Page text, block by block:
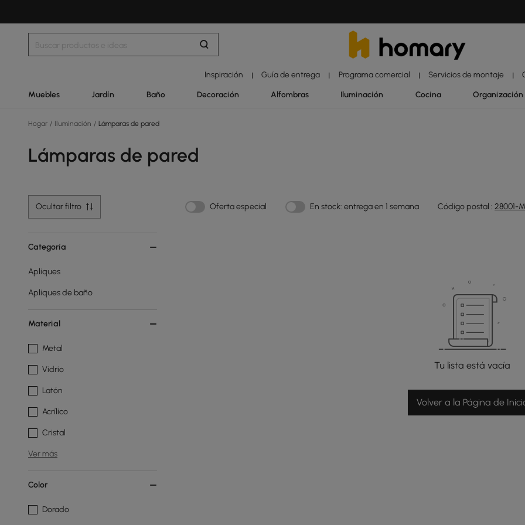
Inspiración | Guía de entrega | Programa comercial | Servicios de montaje |
Muebles Jardín Baño Decoración Alfombras Iluminación Cocina Organización
Hogar / Iluminación / Lámparas de pared
Lámparas de pared
Ocultar filtro Oferta especial En stock: entrega en 1 semana Código postal : 28001-
Categoría
Apliques
Apliques de baño
Material
Metal
Vidrio
Latón
Acrílico
Cristal
Ver más
Color
Dorado
Tu lista está vacía
Volver a la Página de